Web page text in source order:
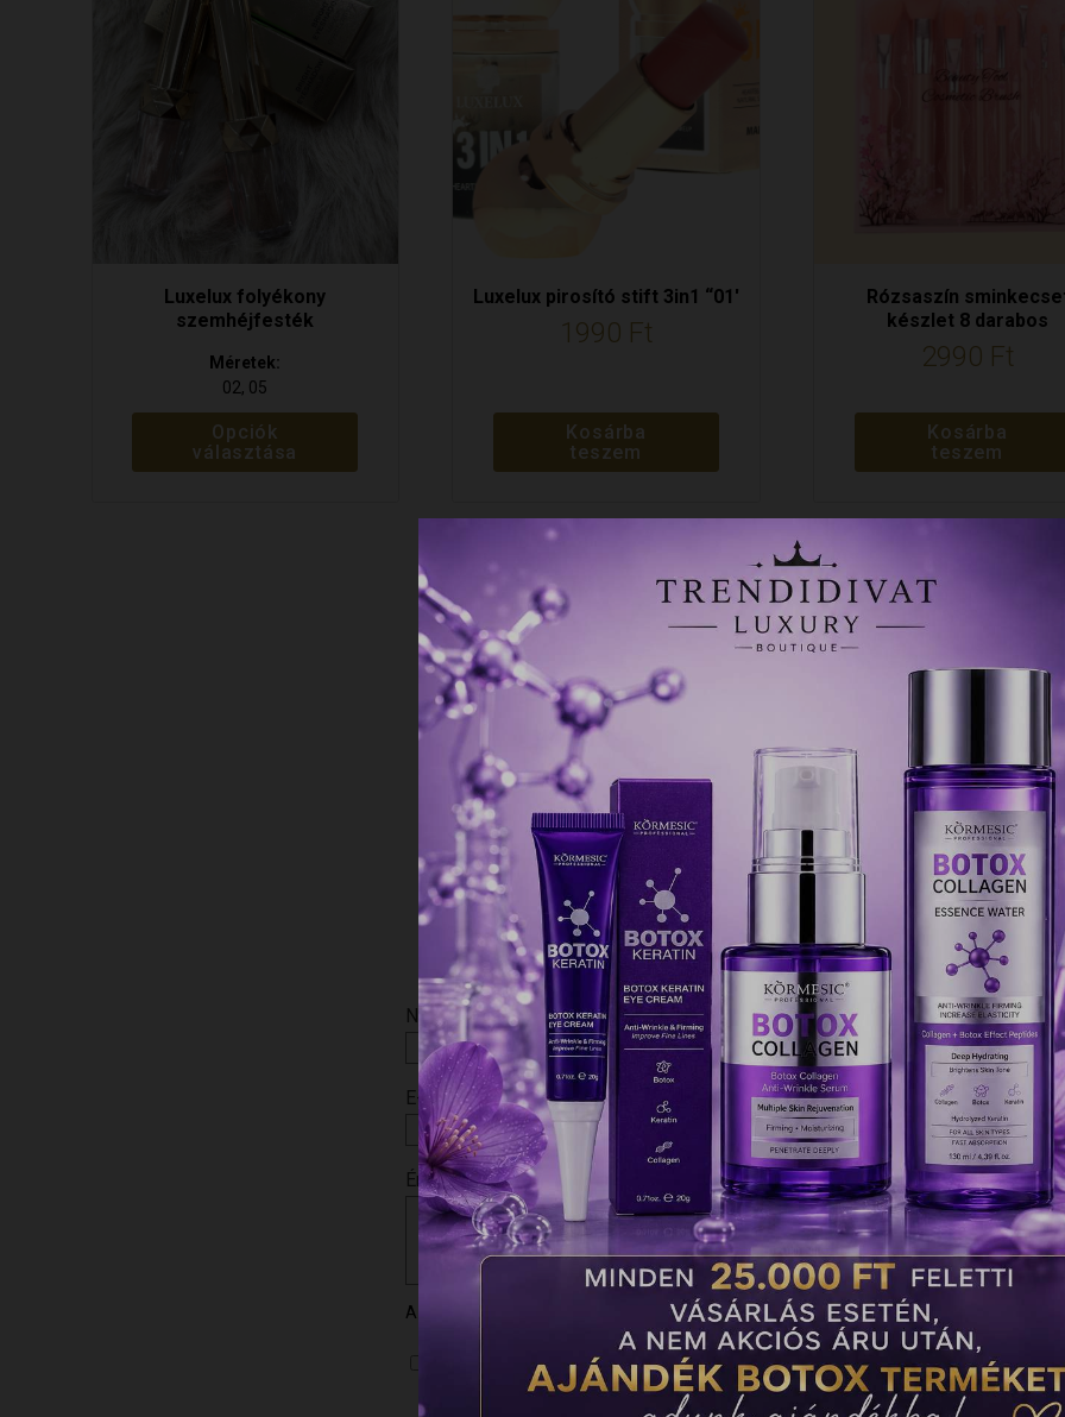
Luxelux folyékony
szemhéjfesték
Méretek:
02, 05
Opciók
választása
változatok
Luxelux pirosító stift 3in1 “01′
1990 Ft
Kosárba
teszem
Rózsaszín
készlet 8 darabos
2990 Ft
Kosárba
teszem
Értékelések
Az e-mail címet nem tesszük közzé.A kötelező mezőket*karakterrel jelöltük
A te értékelésed
Értékelésed*
Név*
E-mail*
A nevem, e-mail címem, és weboldalcímem mentése a böngészőben a következő
hozzászólásomhoz.